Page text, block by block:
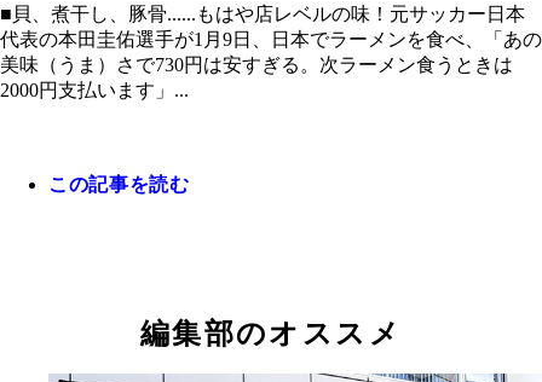
■貝、煮干し、豚骨......もはや店レベルの味！元サッカー日本
代表の本田圭佑選手が1月9日、日本でラーメンを食べ、「あの
美味（うま）さで730円は安すぎる。次ラーメン食うときは
2000円支払います」...
この記事を読む
編集部のオススメ